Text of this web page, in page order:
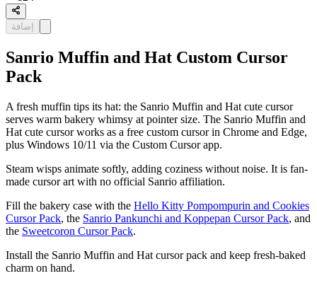
إضافة
Sanrio Muffin and Hat Custom Cursor
Pack
A fresh muffin tips its hat: the Sanrio Muffin and Hat cute cursor
serves warm bakery whimsy at pointer size. The Sanrio Muffin and
Hat cute cursor works as a free custom cursor in Chrome and Edge,
plus Windows 10/11 via the Custom Cursor app.
Steam wisps animate softly, adding coziness without noise. It is fan-
made cursor art with no official Sanrio affiliation.
Fill the bakery case with the Hello Kitty Pompompurin and Cookies
Cursor Pack, the Sanrio Pankunchi and Koppepan Cursor Pack, and
the Sweetcoron Cursor Pack.
Install the Sanrio Muffin and Hat cursor pack and keep fresh-baked
charm on hand.